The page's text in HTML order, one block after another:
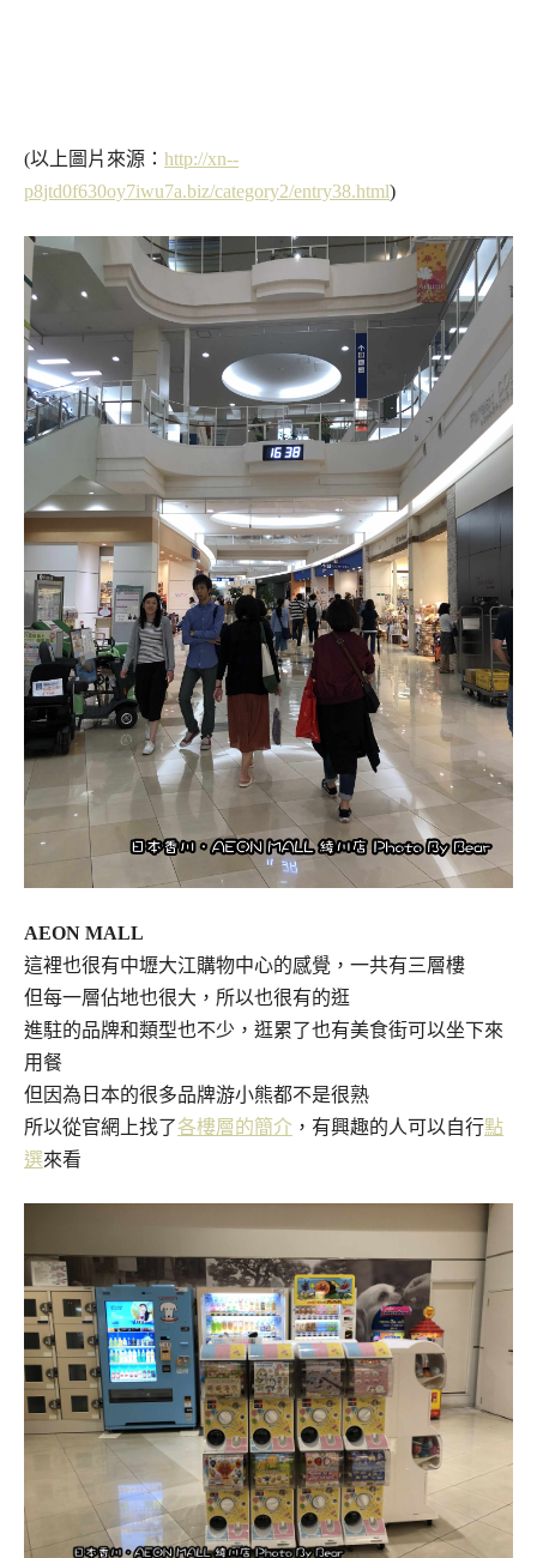
(以上圖片來源： http://xn--
p8jtd0f630oy7iwu7a.biz/category2/entry38.html)
AEON MALL
這裡也很有中壢大江購物中心的感覺，一共有三層樓
但每一層佔地也很大，所以也很有的逛
進駐的品牌和類型也不少，逛累了也有美食街可以坐下來
用餐
但因為日本的很多品牌游小熊都不是很熟
所以從官網上找了各樓層的簡介 ，有興趣的人可以自行點
選來看